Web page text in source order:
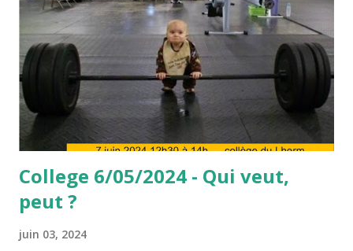
College 6/05/2024 - Qui veut,
peut ?
juin 03, 2024